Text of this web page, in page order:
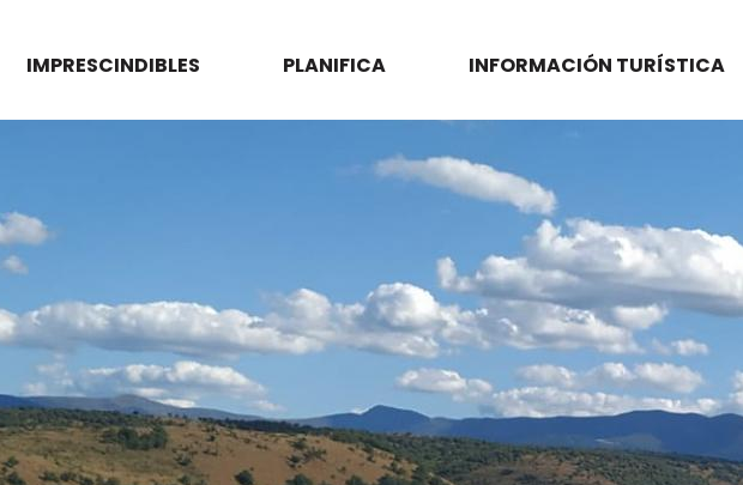
IMPRESCINDIBLES PLANIFICA INFORMACIÓN TURÍSTICA